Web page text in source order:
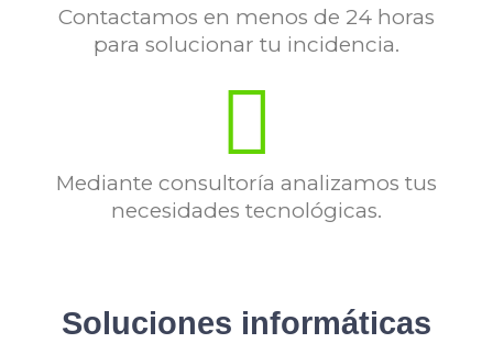
Contactamos en menos de 24 horas
para solucionar tu incidencia.
Mediante consultoría analizamos tus
necesidades tecnológicas.
Soluciones informáticas